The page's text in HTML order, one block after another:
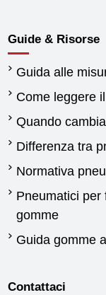
Guide & Risorse
Guida alle
Come leggere
Quando
Differenza tra
Normativa
Pneumatici per
gomme
Guida gomme
Contattaci